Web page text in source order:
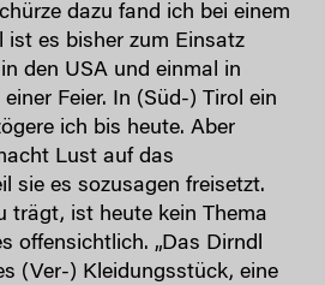
dazu fand ich bei einem
ist es bisher zum Einsatz
den USA und einmal in
Feier. In (Süd-) Tirol ein
ich bis heute. Aber
Lust auf das
sie es sozusagen freisetzt.
trägt, ist heute kein Thema
offensichtlich. „Das Dirndl
(Ver-) Kleidungsstück, eine